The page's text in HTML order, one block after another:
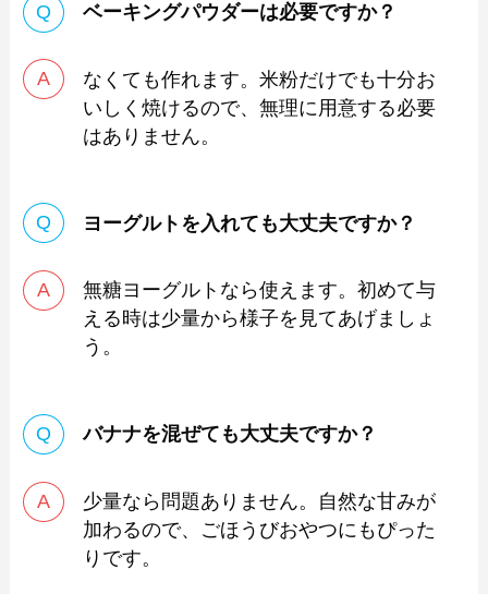
ベーキングパウダーは必要ですか？
なくても作れます。米粉だけでも十分お
いしく焼けるので、無理に用意する必要
はありません。
ヨーグルトを入れても大丈夫ですか？
無糖ヨーグルトなら使えます。初めて与
える時は少量から様子を見てあげましょ
う。
バナナを混ぜても大丈夫ですか？
少量なら問題ありません。自然な甘みが
加わるので、ごほうびおやつにもぴった
りです。